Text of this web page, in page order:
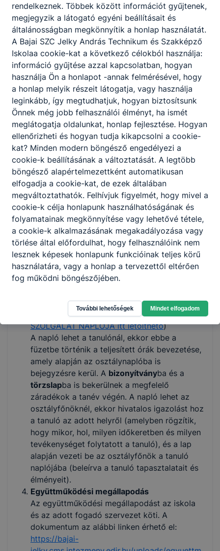
tanítási nap van vagy sem.
107 § (6) A közösségi szolgálat teljesítése
keretében egy órán hatvan perc közösségi
szolgálati időt kell érteni azzal, hogy a helyszínre
utazás és a helyszínről hazautazás ideje nem
számítható be a teljesítésbe.
107 § (7) A közösségi szolgálat során a tanuló
naplót köteles vezetni, amelyben rögzíti, hogy
mikor, hol, milyen időkeretben és milyen
tevékenységet folytatott.
DOKUMENTÁLÁS
Jelentkezési lap( JELENTKEZÉSI LAP itt
letölthető)
A tanév elején tölti ki a tanuló és a szülő, majd
az osztályfőnökének adja le. A tanulók a
jelentkezési lapon jelzik az érdeklődésüknek
megfelelő tevékenységi területeket. Javasolt
arra törekedni, hogya diákok ‒ akár egy
tanéven belül ‒ több tevékenységi területen
is kipróbálhassák magukat.
Szülői nyilatkozat(SZÜLŐI NYILATKOZAT itt
letölthető)
osztályfőnökének.
Közösségi szolgálat naplója(KÖZÖSSÉGI
SZOLGÁLAT NAPLÓJA itt letölthető)
A napló lehet a tanulónál, ekkor ebbe a
füzetbe történik a teljesített órák bevezetése,
amely alapján az osztálynaplóba is
bejegyzésre kerül. A bizonyítványba és a
törzslapba is bekerülnek a megfelelő
záradékok a tanév végén. A napló lehet az
osztályfőnöknél, ekkor hivatalos igazolást hoz
a tanuló az adott helyről (amelyben rögzítik,
hogy mikor, hol, milyen időkeretben és milyen
tevékenységet folytatott a tanuló), és a lap
alapján vezeti be az osztályfőnök a tanuló
naplójába (beleírva a tanuló tapasztalatait és
élményeit).
Együttműködési megállapodás
Az együttműködési megállapodást az iskola
és az adott fogadó szervezet köti. A
dokumentum az alábbi linken érhető el:
https://bajai-
rendelkeznek. Többek között információt gyűjtenek,
megjegyzik a látogató egyéni beállításait és
általánosságban megkönnyítik a honlap használatát.
A Bajai SZC Jelky András Technikum és Szakképző
Iskolaa cookie-kat a következő célokból használja:
információ gyűjtése azzal kapcsolatban, hogyan
használja Ön a honlapot -annak felmérésével, hogy
a honlap melyik részeit látogatja, vagy használja
leginkább, így megtudhatjuk, hogyan biztosítsunk
Önnek még jobb felhasználói élményt, ha ismét
meglátogatja oldalunkat, honlap fejlesztése. Hogyan
ellenőrizheti és hogyan tudja kikapcsolni a cookie-
kat? Minden modern böngésző engedélyezi a
cookie-k beállításának a változtatását. A legtöbb
böngésző alapértelmezettként automatikusan
elfogadja a cookie-kat, de ezek általában
megváltoztathatók. Felhívjuk figyelmét, hogy mivel a
cookie-k célja honlapunk használhatóságának és
folyamatainak megkönnyítése vagy lehetővé tétele,
a cookie-k alkalmazásának megakadályozása vagy
törlése által előfordulhat, hogy felhasználóink nem
lesznek képesek honlapunk funkcióinak teljes körű
használatára, vagy a honlap a tervezettől eltérően
fog működni böngészőjében.
További lehetőségek Mindet elfogadom